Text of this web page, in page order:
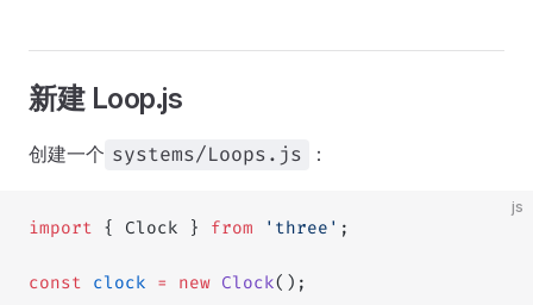
新建 Loop.js
创建一个 systems/Loops.js ：
js
import { Clock } from 'three' ;
const clock = new Clock();